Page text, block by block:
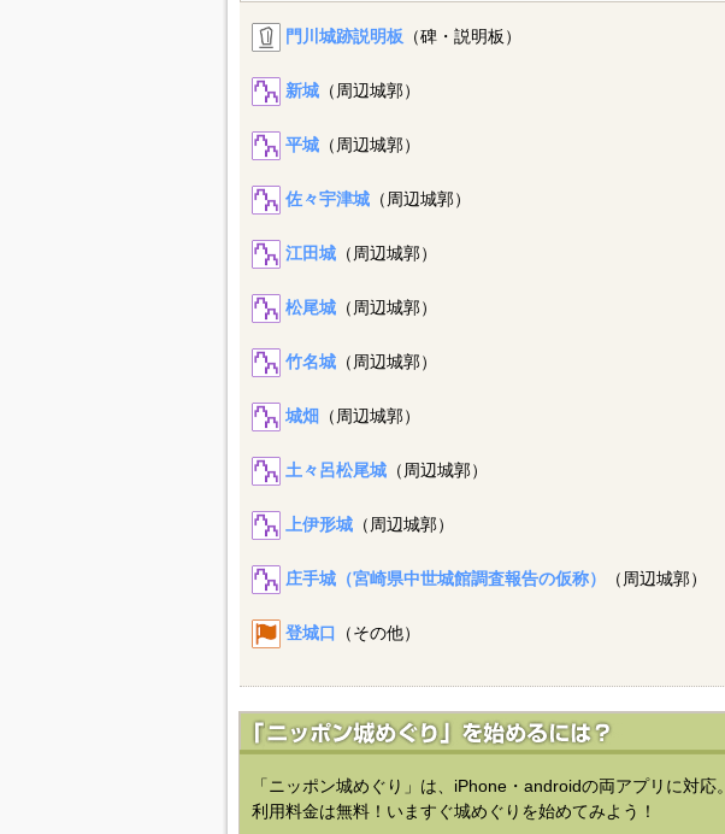
門川城跡説明板 （碑・説明板）
新城（周辺城郭）
平城（周辺城郭）
佐々宇津城（周辺城郭）
江田城（周辺城郭）
松尾城（周辺城郭）
竹名城（周辺城郭）
城畑 （周辺城郭）
土々呂松尾城（周辺城郭）
上伊形城（周辺城郭）
庄手城（宮崎県中世城館調査報告の仮称） （周辺城郭）
登城口 （その他）
「ニッポン城めぐり」は、iPhone・androidの両アプリに対応。
利用料金は無料！いますぐ城めぐりを始めてみよう！